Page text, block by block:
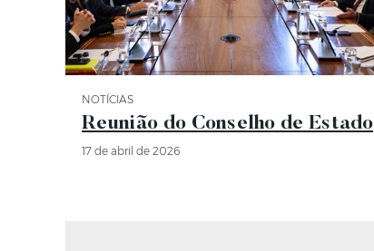
Categoria Notícias
NOTÍCIAS
Reunião do Conselho de Estado
17 de abril de 2026